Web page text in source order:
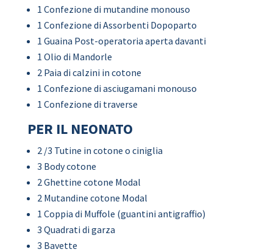
1 Confezione di mutandine monouso
1 Confezione di Assorbenti Dopoparto
1 Guaina Post-operatoria aperta davanti
1 Olio di Mandorle
2 Paia di calzini in cotone
1 Confezione di asciugamani monouso
1 Confezione di traverse
PER IL NEONATO
2 /3 Tutine in cotone o ciniglia
3 Body cotone
2 Ghettine cotone Modal
2 Mutandine cotone Modal
1 Coppia di Muffole (guantini antigraffio)
3 Quadrati di garza
3 Bavette